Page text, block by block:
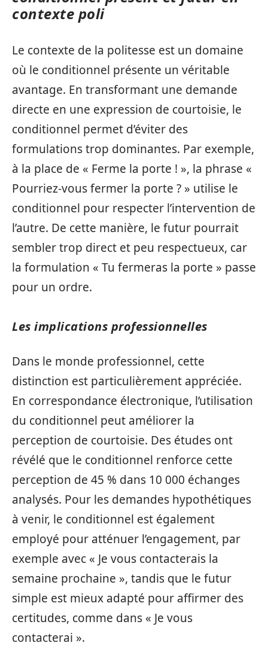
contexte poli
Le contexte de la politesse est un domaine
où le conditionnel présente un véritable
avantage. En transformant une demande
directe en une expression de courtoisie, le
conditionnel permet d’éviter des
formulations trop dominantes. Par exemple,
à la place de « Ferme la porte ! », la phrase «
Pourriez-vous fermer la porte ? » utilise le
conditionnel pour respecter l’intervention de
l’autre. De cette manière, le futur pourrait
sembler trop direct et peu respectueux, car
la formulation « Tu fermeras la porte » passe
pour un ordre.
Les implications professionnelles
Dans le monde professionnel, cette
distinction est particulièrement appréciée.
En correspondance électronique, l’utilisation
du conditionnel peut améliorer la
perception de courtoisie. Des études ont
révélé que le conditionnel renforce cette
perception de 45 % dans 10 000 échanges
analysés. Pour les demandes hypothétiques
à venir, le conditionnel est également
employé pour atténuer l’engagement, par
exemple avec « Je vous contacterais la
semaine prochaine », tandis que le futur
simple est mieux adapté pour affirmer des
certitudes, comme dans « Je vous
contacterai ».